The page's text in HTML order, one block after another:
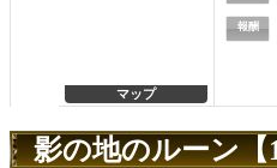
マップ
報酬
影の地のルーン